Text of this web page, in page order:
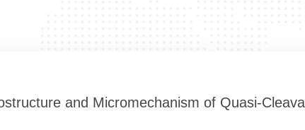
and Micromechanism of